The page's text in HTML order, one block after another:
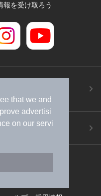
that we and
advertisi
on our servi
報を受け取ろう
らから
/
PC